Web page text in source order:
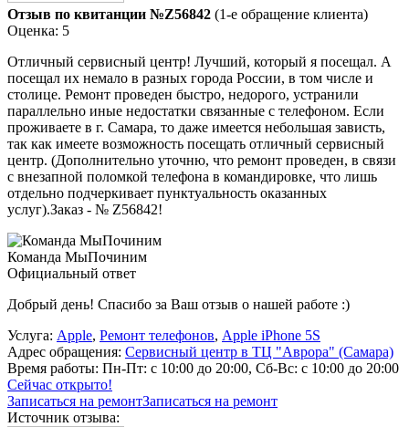
Отзыв по квитанции №Z56842 (1-е обращение клиента)
Оценка: 5
Отличный сервисный центр! Лучший, который я посещал. А
посещал их немало в разных города России, в том числе и
столице. Ремонт проведен быстро, недорого, устранили
параллельно иные недостатки связанные с телефоном. Если
проживаете в г. Самара, то даже имеется небольшая зависть,
так как имеете возможность посещать отличный сервисный
центр. (Дополнительно уточню, что ремонт проведен, в связи
с внезапной поломкой телефона в командировке, что лишь
отдельно подчеркивает пунктуальность оказанных
услуг).Заказ - № Z56842!
Команда МыПочиним
Официальный ответ
Добрый день! Спасибо за Ваш отзыв о нашей работе :)
Услуга: Apple, Ремонт телефонов, Apple iPhone 5S
Адрес обращения: Сервисный центр в ТЦ "Аврора" (Самара)
Время работы: Пн-Пт: с 10:00 до 20:00, Сб-Вс: с 10:00 до 20:00
Сейчас открыто!
Записаться на ремонтЗаписаться на ремонт
Источник отзыва: